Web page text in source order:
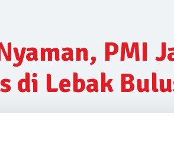
PMI
di Lebak